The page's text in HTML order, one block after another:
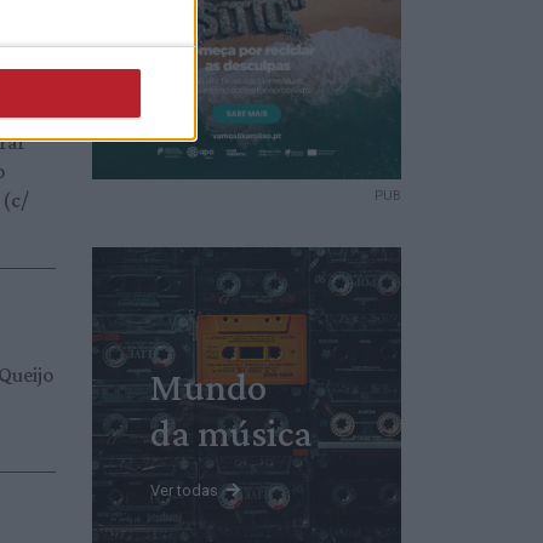
(c/
PUB
Mundo
da música
Ver todas